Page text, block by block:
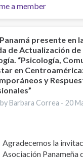
a member
Panamá presente en
de Actualización de
“Psicología,
en
y
Barbara Correa -20
Agradecemos la
Asociación Panameña